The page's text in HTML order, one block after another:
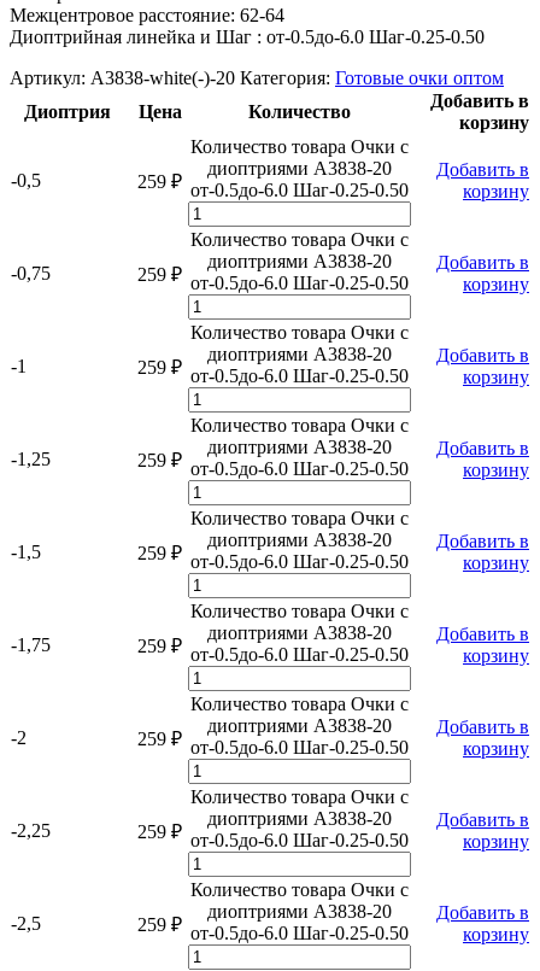
Межцентровое расстояние: 62-64
Диоптрийная линейка и Шаг : от-0.5до-6.0 Шаг-0.25-0.50
Артикул: A3838-white(-)-20 Категория: Готовые очки оптом
Диоптрия
Цена Количество
Добавить в
корзину
-0,5 259 ₽
Количество товара Очки с
диоптриями A3838-20
от-0.5до-6.0 Шаг-0.25-0.50
Добавить в
корзину
-0,75 259 ₽
Количество товара Очки с
диоптриями A3838-20
от-0.5до-6.0 Шаг-0.25-0.50
Добавить в
корзину
-1 259 ₽
Количество товара Очки с
диоптриями A3838-20
от-0.5до-6.0 Шаг-0.25-0.50
Добавить в
корзину
-1,25 259 ₽
Количество товара Очки с
диоптриями A3838-20
от-0.5до-6.0 Шаг-0.25-0.50
Добавить в
корзину
-1,5 259 ₽
Количество товара Очки с
диоптриями A3838-20
от-0.5до-6.0 Шаг-0.25-0.50
Добавить в
корзину
-1,75 259 ₽
Количество товара Очки с
диоптриями A3838-20
от-0.5до-6.0 Шаг-0.25-0.50
Добавить в
корзину
-2 259 ₽
Количество товара Очки с
диоптриями A3838-20
от-0.5до-6.0 Шаг-0.25-0.50
Добавить в
корзину
-2,25 259 ₽
Количество товара Очки с
диоптриями A3838-20
от-0.5до-6.0 Шаг-0.25-0.50
Добавить в
корзину
-2,5 259 ₽
Количество товара Очки с
диоптриями A3838-20
от-0.5до-6.0 Шаг-0.25-0.50
Добавить в
корзину